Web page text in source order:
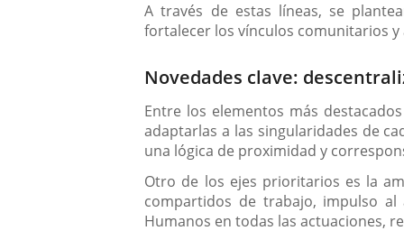
A través de estas líneas, se
fortalecer los vínculos comunitarios
Novedades clave:
Entre los elementos más
adaptarlas a las singularidades de
una lógica de proximidad y
Otro de los ejes prioritarios es la
compartidos de trabajo, impulso al
Humanos en todas las actuaciones,